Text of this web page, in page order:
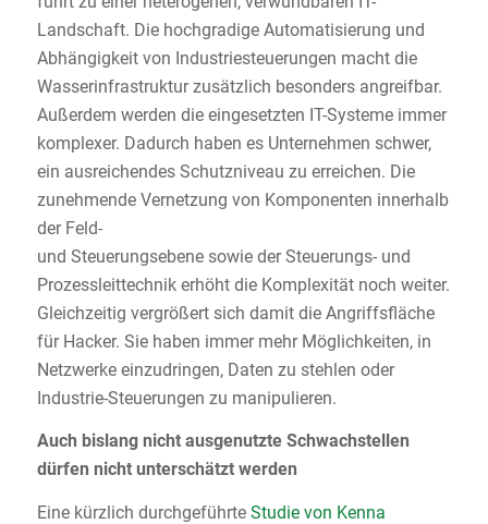
Landschaft. Die hochgradige Automatisierung und
Abhängigkeit von Industriesteuerungen macht die
Wasserinfrastruktur zusätzlich besonders angreifbar.
Außerdem werden die eingesetzten IT-Systeme immer
komplexer. Dadurch haben es Unternehmen schwer,
ein ausreichendes Schutzniveau zu erreichen. Die
zunehmende Vernetzung von Komponenten innerhalb
der Feld-
und Steuerungsebene sowie der Steuerungs- und
Prozessleittechnik erhöht die Komplexität noch weiter.
Gleichzeitig vergrößert sich damit die Angriffsfläche
für Hacker. Sie haben immer mehr Möglichkeiten, in
Netzwerke einzudringen, Daten zu stehlen oder
Industrie-Steuerungen zu manipulieren.
Auch bislang nicht ausgenutzte Schwachstellen
dürfen nicht unterschätzt werden
Eine kürzlich durchgeführte Studie von Kenna